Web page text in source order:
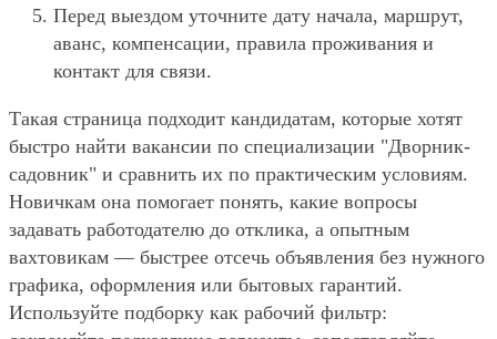
Перед выездом уточните дату начала, маршрут,
аванс, компенсации, правила проживания и
контакт для связи.
Такая страница подходит кандидатам, которые хотят
быстро найти вакансии по специализации "Дворник-
садовник" и сравнить их по практическим условиям.
Новичкам она помогает понять, какие вопросы
задавать работодателю до отклика, а опытным
вахтовикам — быстрее отсечь объявления без нужного
графика, оформления или бытовых гарантий.
Используйте подборку как рабочий фильтр: